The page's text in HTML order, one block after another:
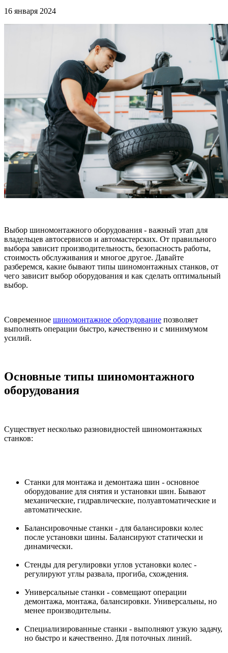
16 января 2024
Выбор шиномонтажного оборудования - важный этап для
владельцев автосервисов и автомастерских. От правильного
выбора зависит производительность, безопасность работы,
стоимость обслуживания и многое другое. Давайте
разберемся, какие бывают типы шиномонтажных станков, от
чего зависит выбор оборудования и как сделать оптимальный
выбор.
Современное шиномонтажное оборудование позволяет
выполнять операции быстро, качественно и с минимумом
усилий.
Основные типы шиномонтажного
оборудования
Существует несколько разновидностей шиномонтажных
станков:
Станки для монтажа и демонтажа шин - основное
оборудование для снятия и установки шин. Бывают
механические, гидравлические, полуавтоматические и
автоматические.
Балансировочные станки - для балансировки колес
после установки шины. Балансируют статически и
динамически.
Стенды для регулировки углов установки колес -
регулируют углы развала, прогиба, схождения.
Универсальные станки - совмещают операции
демонтажа, монтажа, балансировки. Универсальны, но
менее производительны.
Специализированные станки - выполняют узкую задачу,
но быстро и качественно. Для поточных линий.